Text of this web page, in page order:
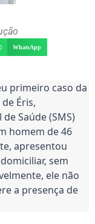
WhatsApp
primeiro caso da
Éris,
Saúde (SMS)
homem de 46
apresentou
sem
ele não
a presença de